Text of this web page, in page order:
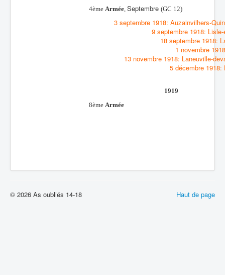
4ème Armée Septembre (GC 12)
3 septembre 1918: Auzainvilhers-
9 septembre 1918:
18 septembre 1918:
1 novembre
13 novembre 1918: Laneuville-
5 décembre 1918:
1919
8ème Armée
Haut de page
© 2026 As oubliés 14-18